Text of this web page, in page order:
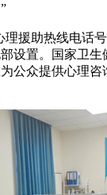
理援助热线电话
设置。国家卫生
公众提供心理